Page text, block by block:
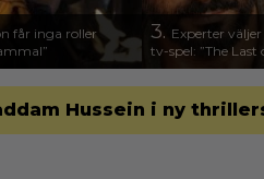
får inga roller
3. Experter
tv-spel: ”The Last
Hussein i ny